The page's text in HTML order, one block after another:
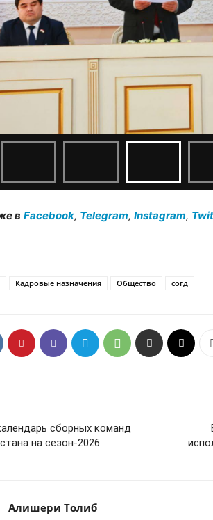
в Facebook, Telegram, Instagram,
Кадровые назначения Общество согд
сборных команд
на сезон-2026
Алишери Толиб